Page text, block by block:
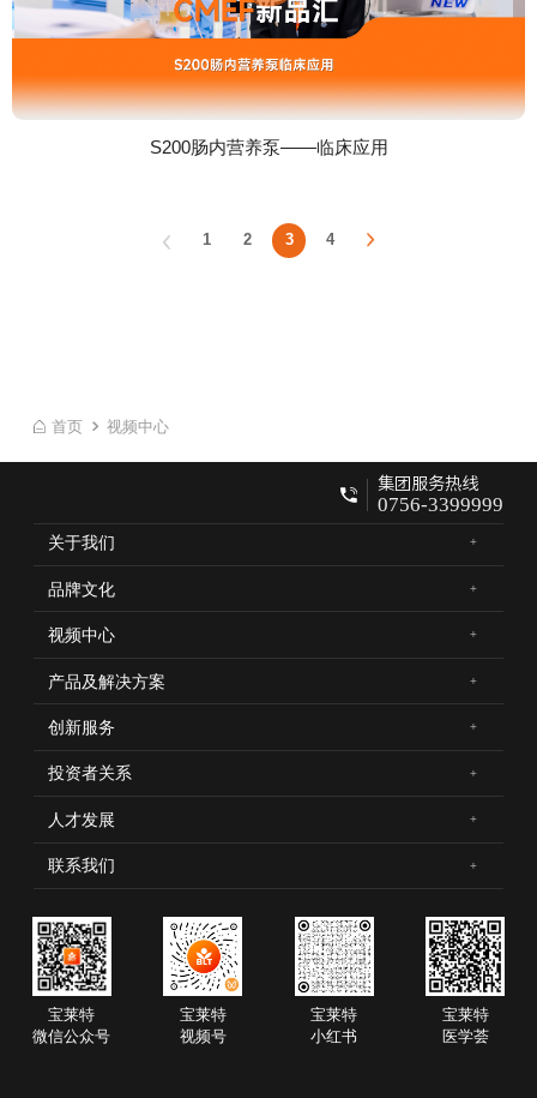
S200肠内营养泵——临床应用
1 2 3 4
首页 视频中心
集团服务热线
0756-3399999
关于我们
品牌文化
视频中心
产品及解决方案
创新服务
投资者关系
人才发展
联系我们
宝莱特
微信公众号
宝莱特
视频号
宝莱特
小红书
宝莱特
医学荟